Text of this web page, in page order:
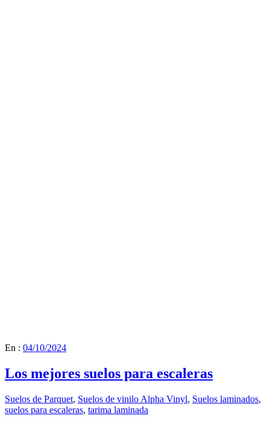
En : 04/10/2024
Los mejores suelos para escaleras
Suelos de Parquet, Suelos de vinilo Alpha Vinyl, Suelos laminados,
suelos para escaleras, tarima laminada